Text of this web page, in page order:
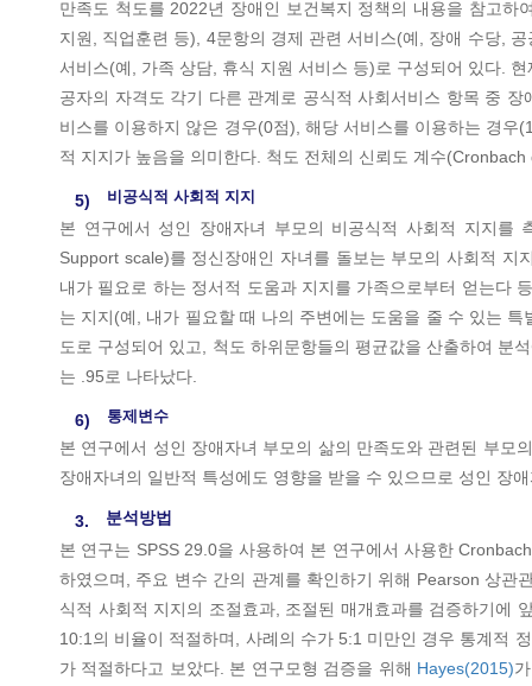
만족도 척도를 2022년 장애인 보건복지 정책의 내용을 참고
지원, 직업훈련 등), 4문항의 경제 관련 서비스(예, 장애 수당,
서비스(예, 가족 상담, 휴식 지원 서비스 등)로 구성되어 있다.
공자의 자격도 각기 다른 관계로 공식적 사회서비스 항목 중
비스를 이용하지 않은 경우(0점), 해당 서비스를 이용하는 경
적 지지가 높음을 의미한다. 척도 전체의 신뢰도 계수
5) 비공식적 사회적 지지
본 연구에서 성인 장애자녀 부모의 비공식적 사회적 지지를
Support scale)를 정신장애인 자녀를 돌보는 부모의 사회적 지
내가 필요로 하는 정서적 도움과 지지를 가족으로부터 얻는다
는 지지(예, 내가 필요할 때 나의 주변에는 도움을 줄 수 있는 특
도로 구성되어 있고, 척도 하위문항들의 평균값을 산출하여 분
는 .95로 나타났다.
6) 통제변수
본 연구에서 성인 장애자녀 부모의 삶의 만족도와 관련된 부모
장애자녀의 일반적 특성에도 영향을 받을 수 있으므로 성인 장
3.
분석방법
본 연구는 SPSS 29.0을 사용하여 본 연구에서 사용한
하였으며, 주요 변수 간의 관계를 확인하기 위해 Pearson 상관
식적 사회적 지지의 조절효과, 조절된 매개효과를 검증하기에
10:1의 비율이 적절하며, 사례의 수가 5:1 미만인 경우 통계적
가 적절하다고 보았다. 본 연구모형 검증을 위해 Hayes(2015)